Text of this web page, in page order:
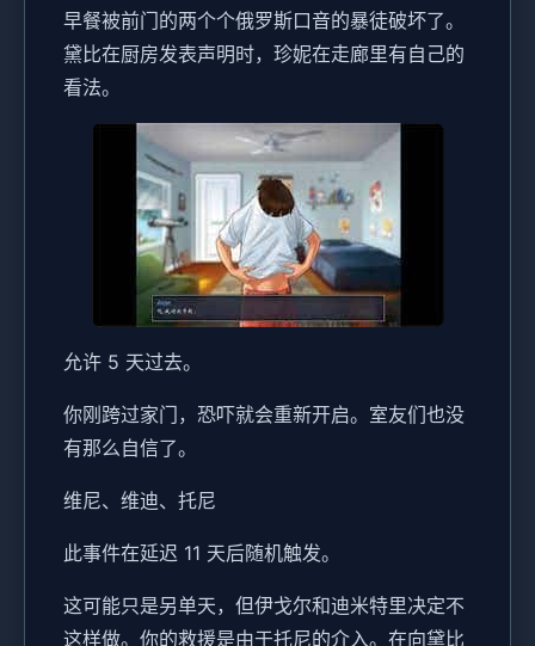
早餐被前门的两个个俄罗斯口音的暴徒破坏了。
黛比在厨房发表声明时，珍妮在走廊里有自己的
看法。
允许 5 天过去。
你刚跨过家门，恐吓就会重新开启。室友们也没
有那么自信了。
维尼、维迪、托尼
此事件在延迟 11 天后随机触发。
这可能只是另单天，但伊戈尔和迪米特里决定不
这样做。你的救援是由于托尼的介入。在向黛比